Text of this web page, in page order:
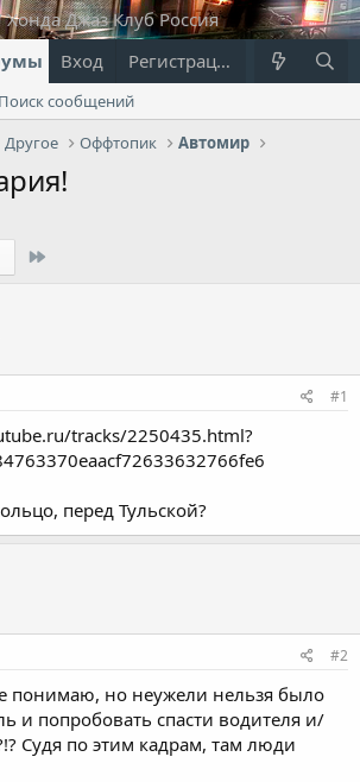
Что нового?
Вход Регистрация
Поиск сообщений
Другое Оффтопик Автомир
#1
tracks/2250435.html?
перед Тульской?
#2
понимаю, но неужели нельзя было
и попробовать спасти водителя и/
Судя по этим кадрам, там люди